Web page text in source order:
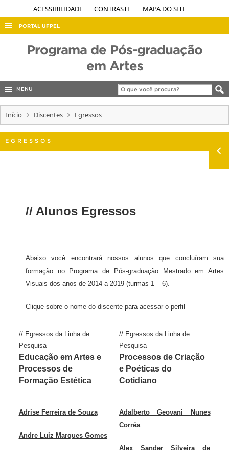
ACESSIBILIDADE CONTRASTE MAPA DO SITE
PORTAL UFPEL
EDITAIS
Programa de Pós-graduação
em Artes
MENU
Início Discentes Egressos
EGRESSOS
// Alunos Egressos
Abaixo você encontrará nossos alunos que concluíram sua
formação no Programa de Pós-graduação Mestrado em Artes
Visuais dos anos de 2014 a 2019 (turmas 1 – 6).
Clique sobre o nome do discente para acessar o perfil
// Egressos da Linha de
Pesquisa
Educação em Artes e
Processos de
Formação Estética
// Egressos da Linha de
Pesquisa
Processos de Criação
e Poéticas do
Cotidiano
Adrise Ferreira de Souza
Andre Luiz Marques Gomes
Adalberto Geovani Nunes
Corrêa
Alex Sander Silveira de